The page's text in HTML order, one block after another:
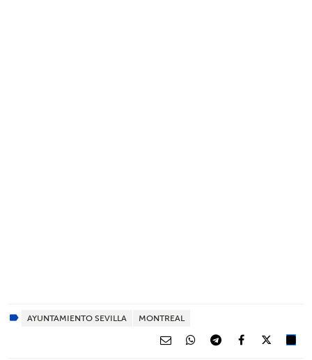
AYUNTAMIENTO SEVILLA MONTREAL